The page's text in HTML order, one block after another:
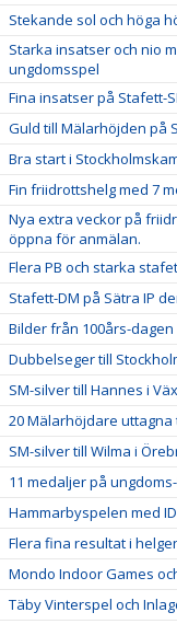
Stekande sol och höga
Starka insatser och nio
ungdomsspel
Fina insatser på Stafett-
Guld till Mälarhöjden på
Bra start i
Fin friidrottshelg med 7
Nya extra veckor på
öppna för anmälan.
Flera PB och starka
Stafett-DM på Sätra IP
Bilder från 100års-dagen
Dubbelseger till
SM-silver till Hannes i
20 Mälarhöjdare
SM-silver till Wilma i
11 medaljer på
Hammarbyspelen med
Flera fina resultat i
Mondo Indoor Games
Täby Vinterspel och